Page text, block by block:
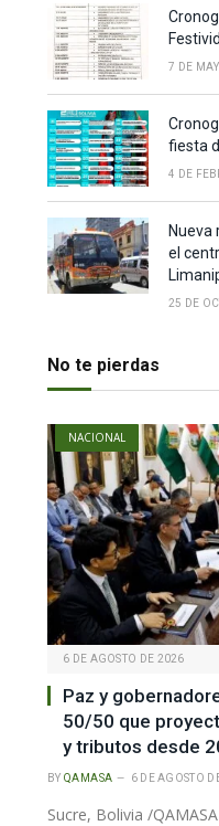
7 DE
fiesta
4 DE
Nueva
el
25 DE
No te pierdas
NACIONAL
6 DE AGOSTO DE 2026
Paz y
50/50 que
y tributos desde
BY QAMASA 6 DE AGOSTO
Sucre, Bolivia /